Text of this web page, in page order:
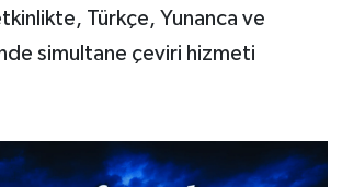
Türkçe, Yunanca ve
simultane çeviri hizmeti